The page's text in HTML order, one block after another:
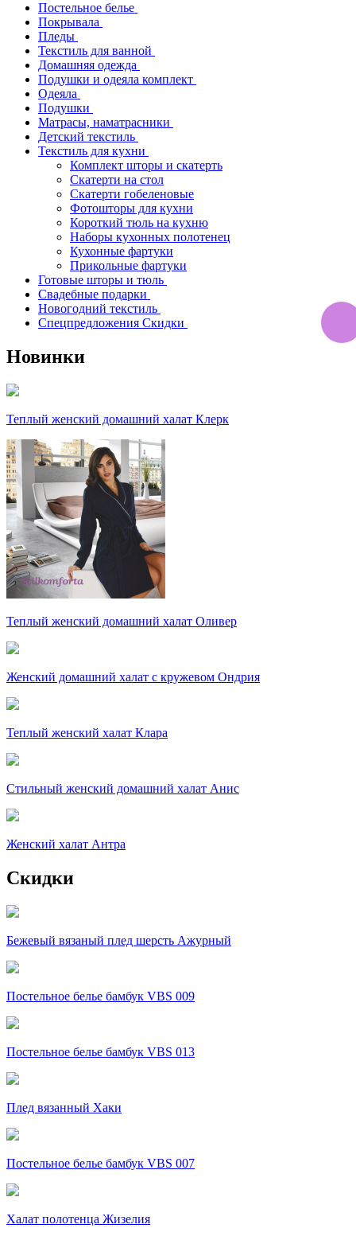
Постельное белье
Покрывала
Пледы
Текстиль для ванной
Домашняя одежда
Подушки и одеяла комплект
Одеяла
Подушки
Матрасы, наматрасники
Детский текстиль
Текстиль для кухни
Комплект шторы и скатерть
Скатерти на стол
Скатерти гобеленовые
Фотошторы для кухни
Короткий тюль на кухню
Наборы кухонных полотенец
Кухонные фартуки
Прикольные фартуки
Готовые шторы и тюль
Свадебные подарки
Новогодний текстиль
Спецпредложения Скидки
Новинки
Теплый женский домашний халат Клерк
Теплый женский домашний халат Оливер
Женский домашний халат с кружевом Ондрия
Теплый женский халат Клара
Стильный женский домашний халат Анис
Женский халат Антра
Скидки
Бежевый вязаный плед шерсть Ажурный
Постельное белье бамбук VBS 009
Постельное белье бамбук VBS 013
Плед вязанный Хаки
Постельное белье бамбук VBS 007
Халат полотенца Жизелия